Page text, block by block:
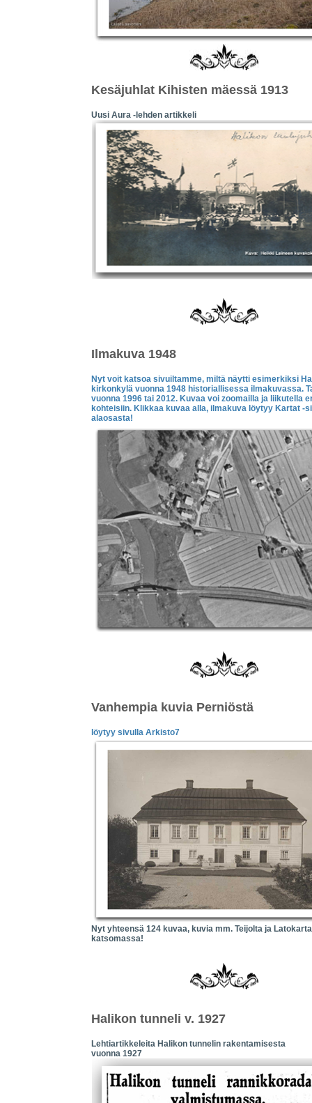
Kesäjuhlat Kihisten mäessä 1913
Uusi Aura -lehden artikkeli
Ilmakuva 1948
Nyt voit katsoa sivuiltamme, miltä näytti esimerkiksi
kirkonkylä vuonna 1948 historiallisessa ilmakuvassa.
vuonna 1996 tai 2012. Kuvaa voi zoomailla ja liikutella
kohteisiin. Klikkaa kuvaa alla, ilmakuva löytyy Kartat -
alaosasta!
Vanhempia kuvia Perniöstä
löytyy sivullaArkisto7
Nyt yhteensä 124 kuvaa, kuvia mm. Teijolta ja
katsomassa!
Halikon tunneli v. 1927
Lehtiartikkeleita Halikon tunnelin rakentamisesta
vuonna 1927